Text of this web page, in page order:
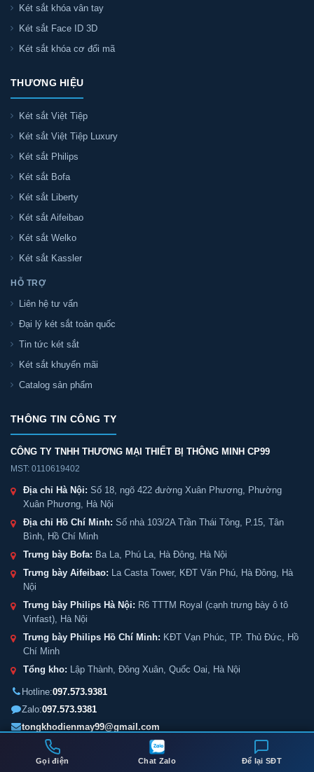
Gọi điện Chat Zalo Để lại SĐT
Két sắt khóa vân tay
Két sắt Face ID 3D
Két sắt khóa cơ đổi mã
THƯƠNG HIỆU
Két sắt Việt Tiệp
Két sắt Việt Tiệp Luxury
Két sắt Philips
Két sắt Bofa
Két sắt Liberty
Két sắt Aifeibao
Két sắt Welko
Két sắt Kassler
HỖ TRỢ
Liên hệ tư vấn
Đại lý két sắt toàn quốc
Tin tức két sắt
Két sắt khuyến mãi
Catalog sản phẩm
THÔNG TIN CÔNG TY
CÔNG TY TNHH THƯƠNG MẠI THIẾT BỊ THÔNG MINH CP99
MST: 0110619402
Địa chỉ Hà Nội: Số 18, ngõ 422 đường Xuân Phương, Phường
Xuân Phương, Hà Nội
Địa chỉ Hồ Chí Minh: Số nhà 103/2A Trần Thái Tông, P.15, Tân
Bình, Hồ Chí Minh
Trưng bày Bofa: Ba La, Phú La, Hà Đông, Hà Nội
Trưng bày Aifeibao: La Casta Tower, KĐT Văn Phú, Hà Đông, Hà
Nội
Trưng bày Philips Hà Nội: R6 TTTM Royal (cạnh trưng bày ô tô
Vinfast), Hà Nội
Trưng bày Philips Hồ Chí Minh: KĐT Vạn Phúc, TP. Thủ Đức, Hồ
Chí Minh
Tổng kho: Lập Thành, Đông Xuân, Quốc Oai, Hà Nội
Hotline:097.573.9381
Zalo:097.573.9381
tongkhodienmay99@gmail.com
Mở cửa:8:00 - 20:00 | Tất cả các ngày